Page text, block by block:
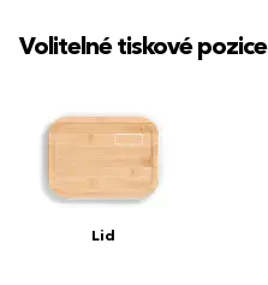
Volitelné tiskové pozice
Lid